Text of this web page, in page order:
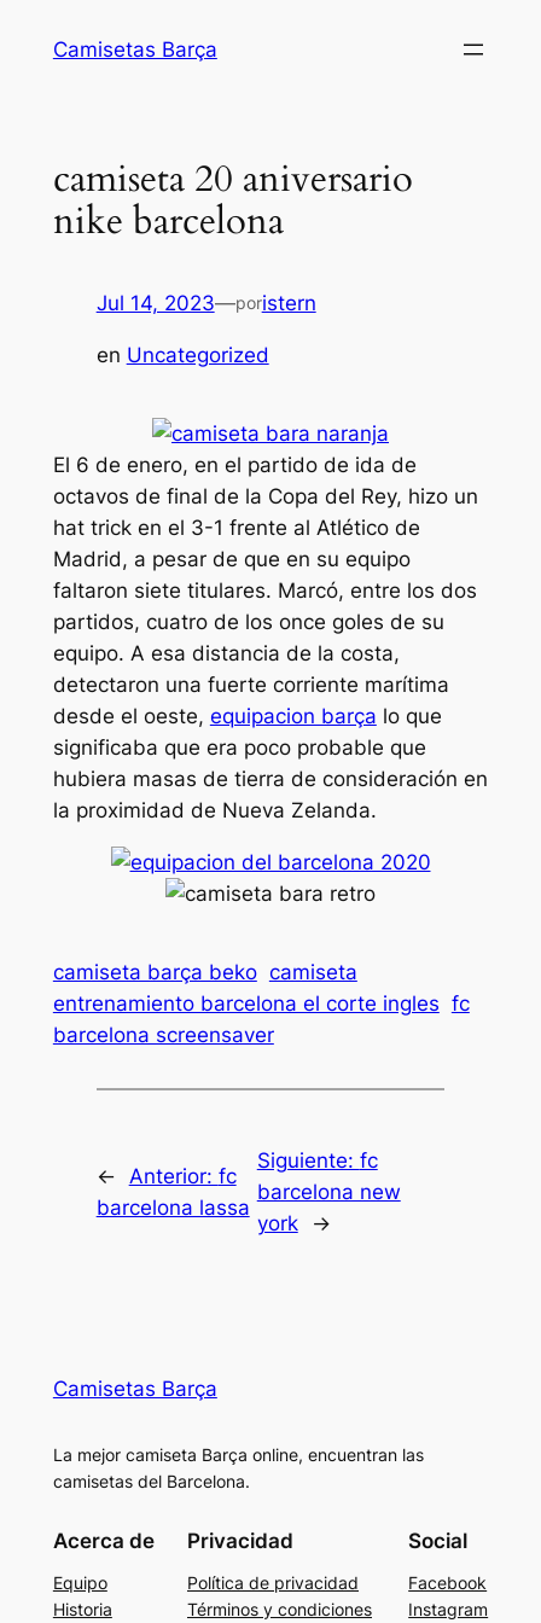
Camisetas Barça
camiseta 20 aniversario
nike barcelona
Jul 14, 2023—poristern
en Uncategorized
El 6 de enero, en el partido de ida de
octavos de final de la Copa del Rey, hizo un
hat trick en el 3-1 frente al Atlético de
Madrid, a pesar de que en su equipo
faltaron siete titulares. Marcó, entre los dos
partidos, cuatro de los once goles de su
equipo. A esa distancia de la costa,
detectaron una fuerte corriente marítima
desde el oeste, equipacion barça lo que
significaba que era poco probable que
hubiera masas de tierra de consideración en
la proximidad de Nueva Zelanda.
camiseta barça beko camiseta
entrenamiento barcelona el corte ingles fc
barcelona screensaver
← Anterior: fc
barcelona lassa
Siguiente: fc
barcelona new
york
→
Camisetas Barça
La mejor camiseta Barça online, encuentran las
camisetas del Barcelona.
Acerca de
Equipo
Historia
Privacidad
Política de privacidad
Términos y condiciones
Social
Facebook
Instagram